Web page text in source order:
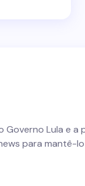
Governo Lula e
para mantê-